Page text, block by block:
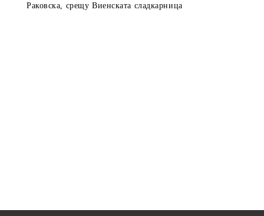
Раковска, срещу Виенската сладкарница